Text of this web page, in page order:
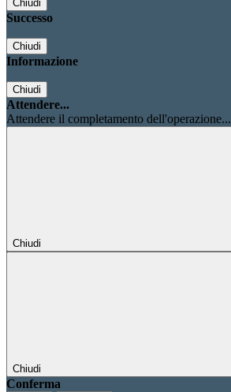
Chiudi
Successo
Chiudi
Informazione
Chiudi
Attendere...
Attendere il completamento dell'operazione...
Chiudi
Chiudi
Conferma